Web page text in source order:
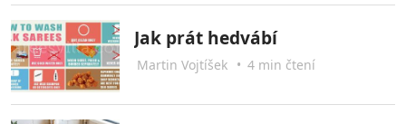
Jak prát hedvábí
Martin Vojtíšek • 4 min čtení